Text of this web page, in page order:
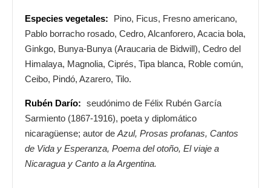
Especies vegetales:
Pino, Ficus, Fresno americano,
Pablo borracho rosado, Cedro, Alcanforero, Acacia bola,
Ginkgo, Bunya-Bunya (Araucaria de Bidwill), Cedro del
Himalaya, Magnolia, Ciprés, Tipa blanca, Roble común,
Ceibo, Pindó, Azarero, Tilo.
Rubén Darío: seudónimo de Félix Rubén García
Sarmiento (1867-1916), poeta y diplomático
nicaragüense; autor de Azul, Prosas profanas, Cantos
de Vida y Esperanza, Poema del otoño, El viaje a
Nicaragua y Canto a la Argentina.